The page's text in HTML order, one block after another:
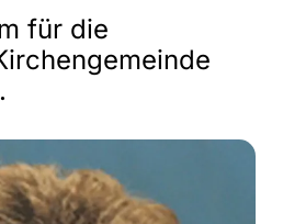
für die